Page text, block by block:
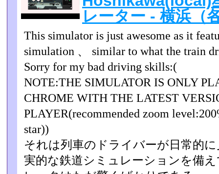
レーター - 横浜（
This simulator is just awesome as it
simulation 、 similar to what the train
Sorry for my bad driving skills:(
NOTE:THE SIMULATOR IS ONLY
CHROME WITH THE LATEST
PLAYER(recommended zoom
star))
それは列車のドライバーが日常的
実的な鉄道シミュレーショ­ンを備